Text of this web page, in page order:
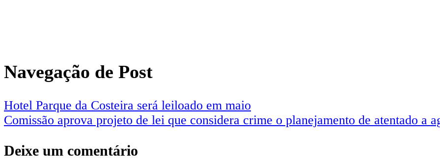
Navegação de Post
Hotel Parque da Costeira será leiloado em maio
Comissão aprova projeto de lei que considera crime o planejamento de atentado a
Deixe um comentário